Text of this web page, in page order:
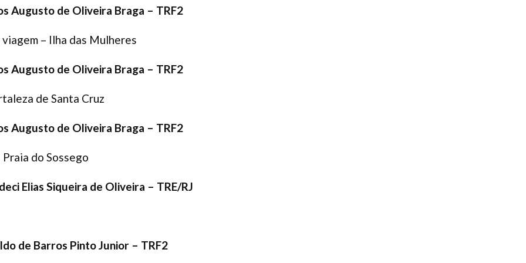
Augusto de Oliveira Braga – TRF2
– Ilha das Mulheres
Augusto de Oliveira Braga – TRF2
de Santa Cruz
Augusto de Oliveira Braga – TRF2
do Sossego
Elias Siqueira de Oliveira – TRE/RJ
de Barros Pinto Junior – TRF2